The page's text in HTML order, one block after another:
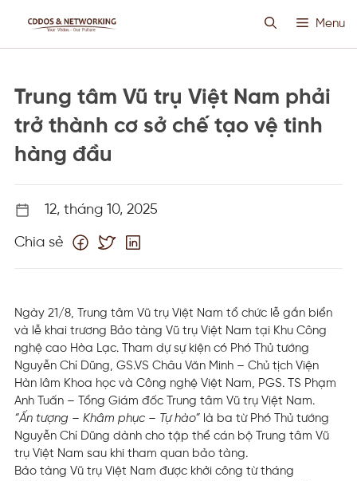
Menu
CLOUD VPS
ANTI DDOS
PROXY CUSTOM
TIN TỨC
Trung tâm Vũ trụ Việt Nam phải
trở thành cơ sở chế tạo vệ tinh
hàng đầu
12, tháng 10, 2025
Chia sẻ
Ngày 21/8, Trung tâm Vũ trụ Việt Nam tổ chức lễ gắn biển
và lễ khai trương Bảo tàng Vũ trụ Việt Nam tại Khu Công
nghệ cao Hòa Lạc. Tham dự sự kiện có Phó Thủ tướng
Nguyễn Chí Dũng, GS.VS Châu Văn Minh – Chủ tịch Viện
Hàn lâm Khoa học và Công nghệ Việt Nam, PGS. TS Phạm
Anh Tuấn – Tổng Giám đốc Trung tâm Vũ trụ Việt Nam.
“Ấn tượng – Khâm phục – Tự hào” là ba từ Phó Thủ tướng
Nguyễn Chí Dũng dành cho tập thể cán bộ Trung tâm Vũ
trụ Việt Nam sau khi tham quan bảo tàng.
Bảo tàng Vũ trụ Việt Nam được khởi công từ tháng